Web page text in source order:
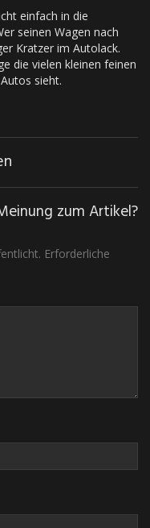
einfach in die
seinen Wagen nach
Kratzer im Autolack.
die vielen kleinen feinen
sieht.
zum Artikel?
Erforderliche